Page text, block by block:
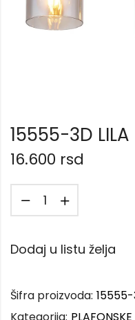
15555-3D
16.600 rsd
Dodaj u listu želja
Šifra proizvoda:
Kategorija: